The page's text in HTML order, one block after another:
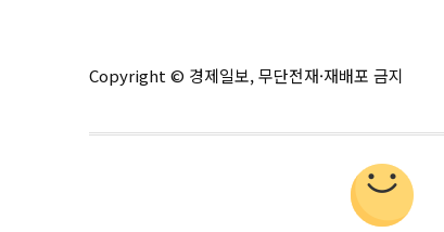
Copyright © 경제일보, 무단전재·재배포 금지